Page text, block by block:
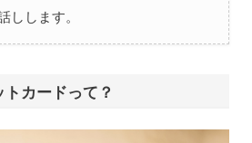
しします。
カードって？